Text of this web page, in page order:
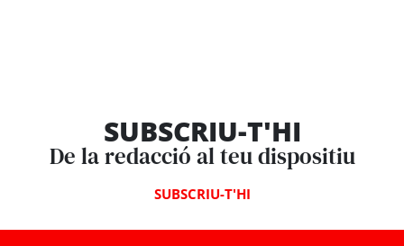
SUBSCRIU-T'HI
De la redacció al teu dispositiu
SUBSCRIU-T'HI